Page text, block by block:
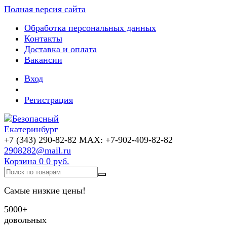
Полная версия сайта
Обработка персональных данных
Контакты
Доставка и оплата
Вакансии
Вход
Регистрация
+7 (343) 290-82-82 MAX: +7-902-409-82-82
2908282@mail.ru
Корзина 0 0 руб.
Самые низкие цены!
5000+
довольных